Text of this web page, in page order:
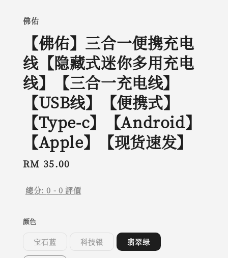
佛佑
【佛佑】三合一便携充电
线【隐藏式迷你多用充电
线】【三合一充电线】
【USB线】【便携式】
【Type-c】【Android】
【Apple】【现货速发】
Regular
RM 35.00
總分:0 - 0 評價
颜色
宝石蓝 科技银 翡翠绿